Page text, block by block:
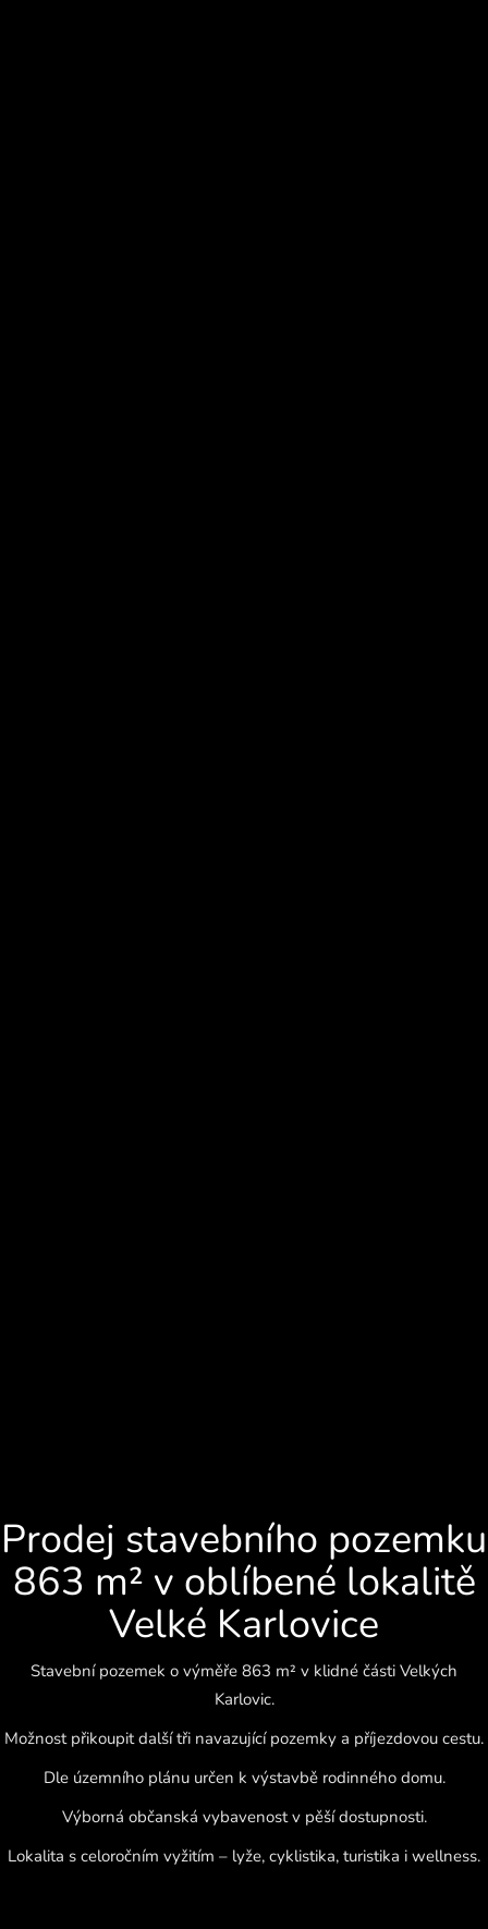
Prodej stavebního pozemku
863 m² v oblíbené lokalitě
Velké Karlovice
Stavební pozemek o výměře 863 m² v klidné části Velkých
Karlovic.
Možnost přikoupit další tři navazující pozemky a příjezdovou cestu.
Dle územního plánu určen k výstavbě rodinného domu.
Výborná občanská vybavenost v pěší dostupnosti.
Lokalita s celoročním vyžitím – lyže, cyklistika, turistika i wellness.